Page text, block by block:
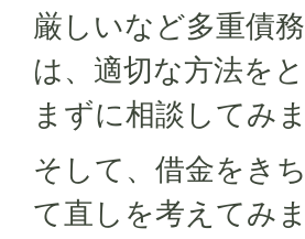
厳しいなど多重債
は、適切な方法を
まずに相談してみ
そして、借金をき
て直しを考えてみ